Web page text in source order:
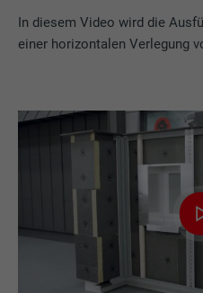
In diesem Video wird die
einer horizontalen Verlegung